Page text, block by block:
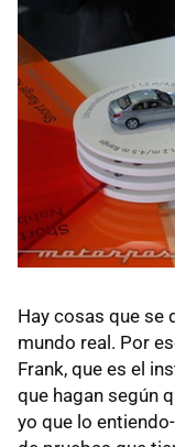
Hay cosas que se
mundo real. Por
Frank, que es el
que hagan según
yo que lo